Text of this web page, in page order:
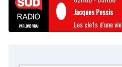
Jacques Pessis
Les clefs d'une vie